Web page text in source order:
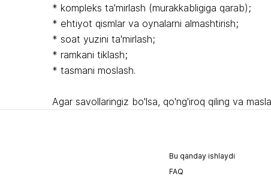
* kompleks ta'mirlash (murakkabligiga qarab);
* ehtiyot qismlar va oynalarni almashtirish;
* soat yuzini ta'mirlash;
* ramkani tiklash;
* tasmani moslash.
Agar savollaringiz bo'lsa, qo'ng'iroq qiling va
Bu qanday ishlaydi
FAQ